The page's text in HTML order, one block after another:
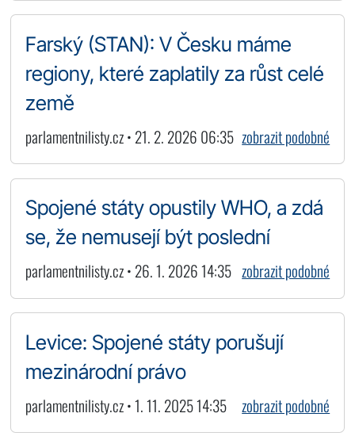
Farský (STAN): V Česku máme
regiony, které zaplatily za růst celé
země
parlamentnilisty.cz • 21. 2. 2026 06:35 zobrazit podobné
Spojené státy opustily WHO, a zdá
se, že nemusejí být poslední
parlamentnilisty.cz • 26. 1. 2026 14:35 zobrazit podobné
Levice: Spojené státy porušují
mezinárodní právo
parlamentnilisty.cz • 1. 11. 2025 14:35 zobrazit podobné